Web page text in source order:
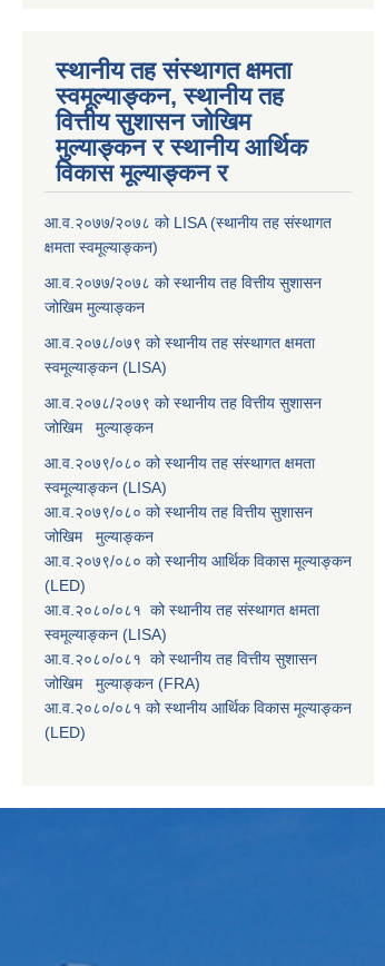
स्थानीय तह संस्थागत क्षमता
स्वमूल्याङ्कन, स्थानीय तह
वित्तीय सुशासन जोखिम
मुल्याङ्कन र स्थानीय आर्थिक
विकास मूल्याङ्कन र
आ.व.२०७७/२०७८ को LISA (स्थानीय तह संस्थागत
क्षमता स्वमूल्याङ्कन)
आ.व.२०७७/२०७८ को स्थानीय तह वित्तीय सुशासन
जोखिम मुल्याङ्कन
आ.व.२०७८/०७९ को स्थानीय तह संस्थागत क्षमता
स्वमूल्याङ्कन (LISA)
आ.व.२०७८/२०७९ को स्थानीय तह वित्तीय सुशासन
जोखिम मुल्याङ्कन
आ.व.२०७९/०८० को स्थानीय तह संस्थागत क्षमता
स्वमूल्याङ्कन (LISA)
आ.व.२०७९/०८० को स्थानीय तह वित्तीय सुशासन
जोखिम मुल्याङ्कन
आ.व.२०७९/०८० को स्थानीय आर्थिक विकास मूल्याङ्कन
(LED)
आ.व.२०८०/०८१ को स्थानीय तह संस्थागत क्षमता
स्वमूल्याङ्कन (LISA)
आ.व.२०८०/०८१ को स्थानीय तह वित्तीय सुशासन
जोखिम मुल्याङ्कन (FRA)
आ.व.२०८०/०८१ को स्थानीय आर्थिक विकास मूल्याङ्कन
(LED)